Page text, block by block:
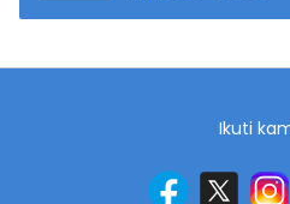
Ikuti